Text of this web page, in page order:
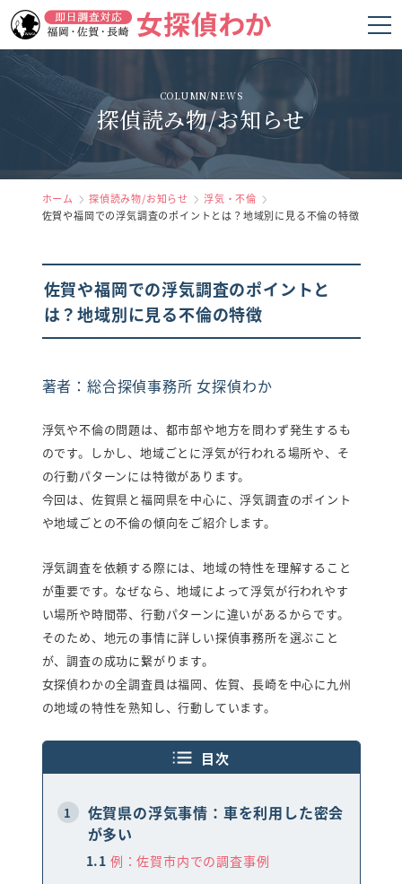
女探偵わかの強み
調査項目
料金
お客様の声
よくあるご質問
行政書士紹介
探偵読み物 お知らせ
プライバシーポリシー
女性探偵対応・相談/見積り0円
福岡
0120-852-267
佐賀
受付時間：9時～23時（年中無休）
面談や調査中により、女性探偵以外の
スタッフ対応となる場合があります。
COLUMN/NEWS
探偵読み物/お知らせ
ホーム 探偵読み物/お知らせ
浮気・不倫
佐賀や福岡での浮気調査のポイントとは？地域別に見る不倫の特徴
佐賀や福岡での浮気調査のポイントと
は？地域別に見る不倫の特徴
著者：総合探偵事務所 女探偵わか
浮気や不倫の問題は、都市部や地方を問わず発生するも
のです。しかし、地域ごとに浮気が行われる場所や、そ
の行動パターンには特徴があります。
今回は、佐賀県と福岡県を中心に、浮気調査のポイント
や地域ごとの不倫の傾向をご紹介します。
浮気調査を依頼する際には、地域の特性を理解すること
が重要です。なぜなら、地域によって浮気が行われやす
い場所や時間帯、行動パターンに違いがあるからです。
そのため、地元の事情に詳しい探偵事務所を選ぶこと
が、調査の成功に繋がります。
女探偵わかの全調査員は福岡、佐賀、長崎を中心に九州
の地域の特性を熟知し、行動しています。
目次
1
佐賀県の浮気事情：車を利用した密会
が多い
1.1 例：佐賀市内での調査事例